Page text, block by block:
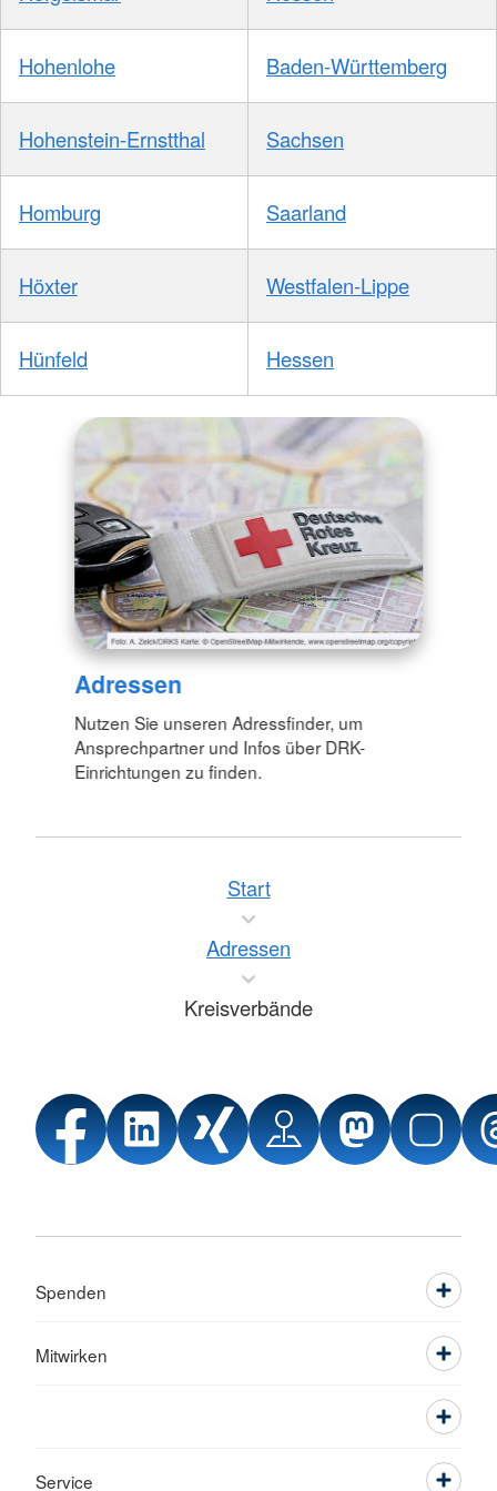
Hohenlohe Baden-Württemberg
Hohenstein-Ernstthal Sachsen
Homburg Saarland
Höxter Westfalen-Lippe
Hünfeld Hessen
Adressen
Nutzen Sie unseren Adressfinder, um
Ansprechpartner und Infos über DRK-
Einrichtungen zu finden.
Start
Adressen
Kreisverbände
Spenden
Mitwirken
Service